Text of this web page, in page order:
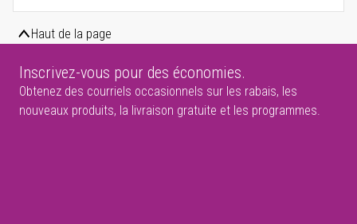
Haut de la page
Inscrivez-vous pour des économies.
Obtenez des courriels occasionnels sur les rabais, les
nouveaux produits, la livraison gratuite et les programmes.